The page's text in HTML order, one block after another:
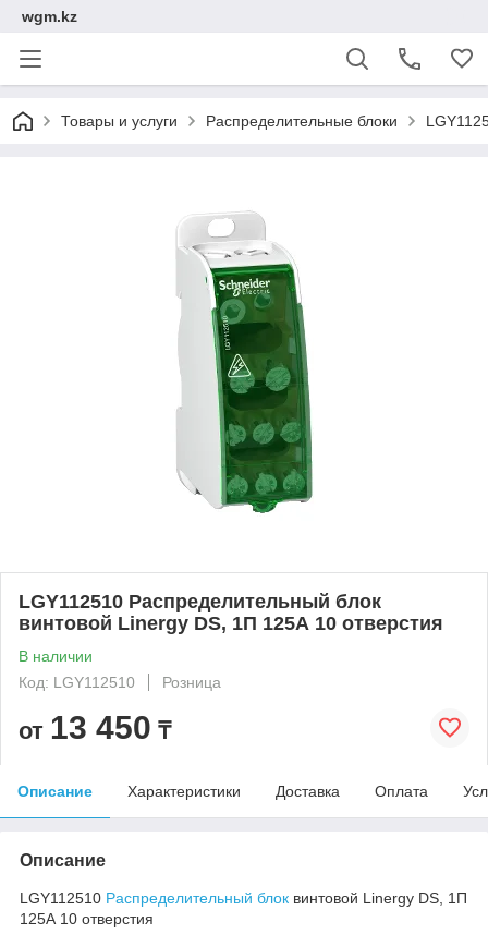
wgm.kz
Товары и услуги Распределительные блоки
LGY112510 Распределительный блок
винтовой Linergy DS, 1П 125А 10 отверстия
В наличии
Код: LGY112510
Розница
от 13 450 ₸
Описание Характеристики Доставка Оплата
Описание
LGY112510 Распределительный блок винтовой Linergy DS, 1П
125А 10 отверстия